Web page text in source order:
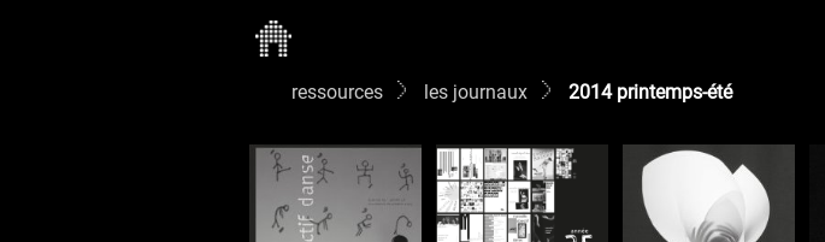
ressources les journaux 2014 printemps-été